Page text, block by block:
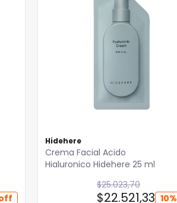
Hidehere
Crema Facial Acido
Hialuronico Hidehere 25 ml
10%
$25.023,70
$22.521,33